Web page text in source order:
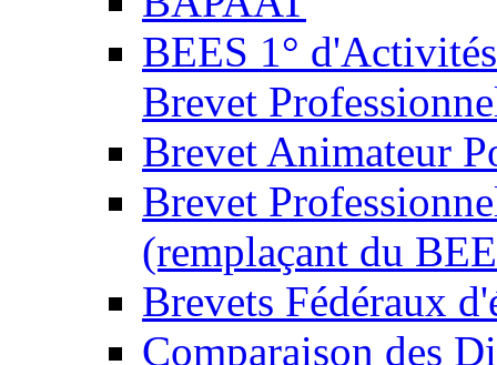
BEES 1°
Brevet
Brevet Animateur
Brevet
(remplaçant du
Brevets Fédéraux
Comparaison des